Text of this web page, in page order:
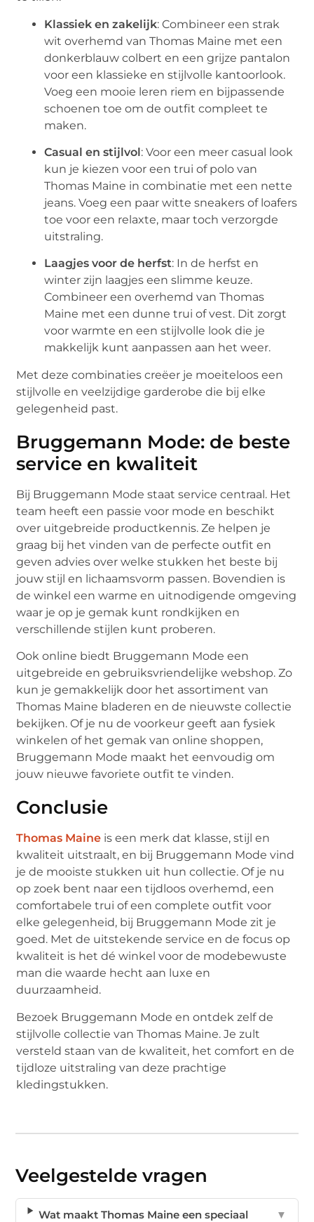
Klassiek en zakelijk: Combineer een strak
wit overhemd van Thomas Maine met een
donkerblauw colbert en een grijze pantalon
voor een klassieke en stijlvolle kantoorlook.
Voeg een mooie leren riem en bijpassende
schoenen toe om de outfit compleet te
maken.
Casual en stijlvol: Voor een meer casual look
kun je kiezen voor een trui of polo van
Thomas Maine in combinatie met een nette
jeans. Voeg een paar witte sneakers of loafers
toe voor een relaxte, maar toch verzorgde
uitstraling.
Laagjes voor de herfst: In de herfst en
winter zijn laagjes een slimme keuze.
Combineer een overhemd van Thomas
Maine met een dunne trui of vest. Dit zorgt
voor warmte en een stijlvolle look die je
makkelijk kunt aanpassen aan het weer.
Met deze combinaties creëer je moeiteloos een
stijlvolle en veelzijdige garderobe die bij elke
gelegenheid past.
Bruggemann Mode: de beste
service en kwaliteit
Bij Bruggemann Mode staat service centraal. Het
team heeft een passie voor mode en beschikt
over uitgebreide productkennis. Ze helpen je
graag bij het vinden van de perfecte outfit en
geven advies over welke stukken het beste bij
jouw stijl en lichaamsvorm passen. Bovendien is
de winkel een warme en uitnodigende omgeving
waar je op je gemak kunt rondkijken en
verschillende stijlen kunt proberen.
Ook online biedt Bruggemann Mode een
uitgebreide en gebruiksvriendelijke webshop. Zo
kun je gemakkelijk door het assortiment van
Thomas Maine bladeren en de nieuwste collectie
bekijken. Of je nu de voorkeur geeft aan fysiek
winkelen of het gemak van online shoppen,
Bruggemann Mode maakt het eenvoudig om
jouw nieuwe favoriete outfit te vinden.
Conclusie
Thomas Maine is een merk dat klasse, stijl en
kwaliteit uitstraalt, en bij Bruggemann Mode vind
je de mooiste stukken uit hun collectie. Of je nu
op zoek bent naar een tijdloos overhemd, een
comfortabele trui of een complete outfit voor
elke gelegenheid, bij Bruggemann Mode zit je
goed. Met de uitstekende service en de focus op
kwaliteit is het dé winkel voor de modebewuste
man die waarde hecht aan luxe en
duurzaamheid.
Bezoek Bruggemann Mode en ontdek zelf de
stijlvolle collectie van Thomas Maine. Je zult
versteld staan van de kwaliteit, het comfort en de
tijdloze uitstraling van deze prachtige
kledingstukken.
Veelgestelde vragen
Wat maakt Thomas Maine een speciaal
▼